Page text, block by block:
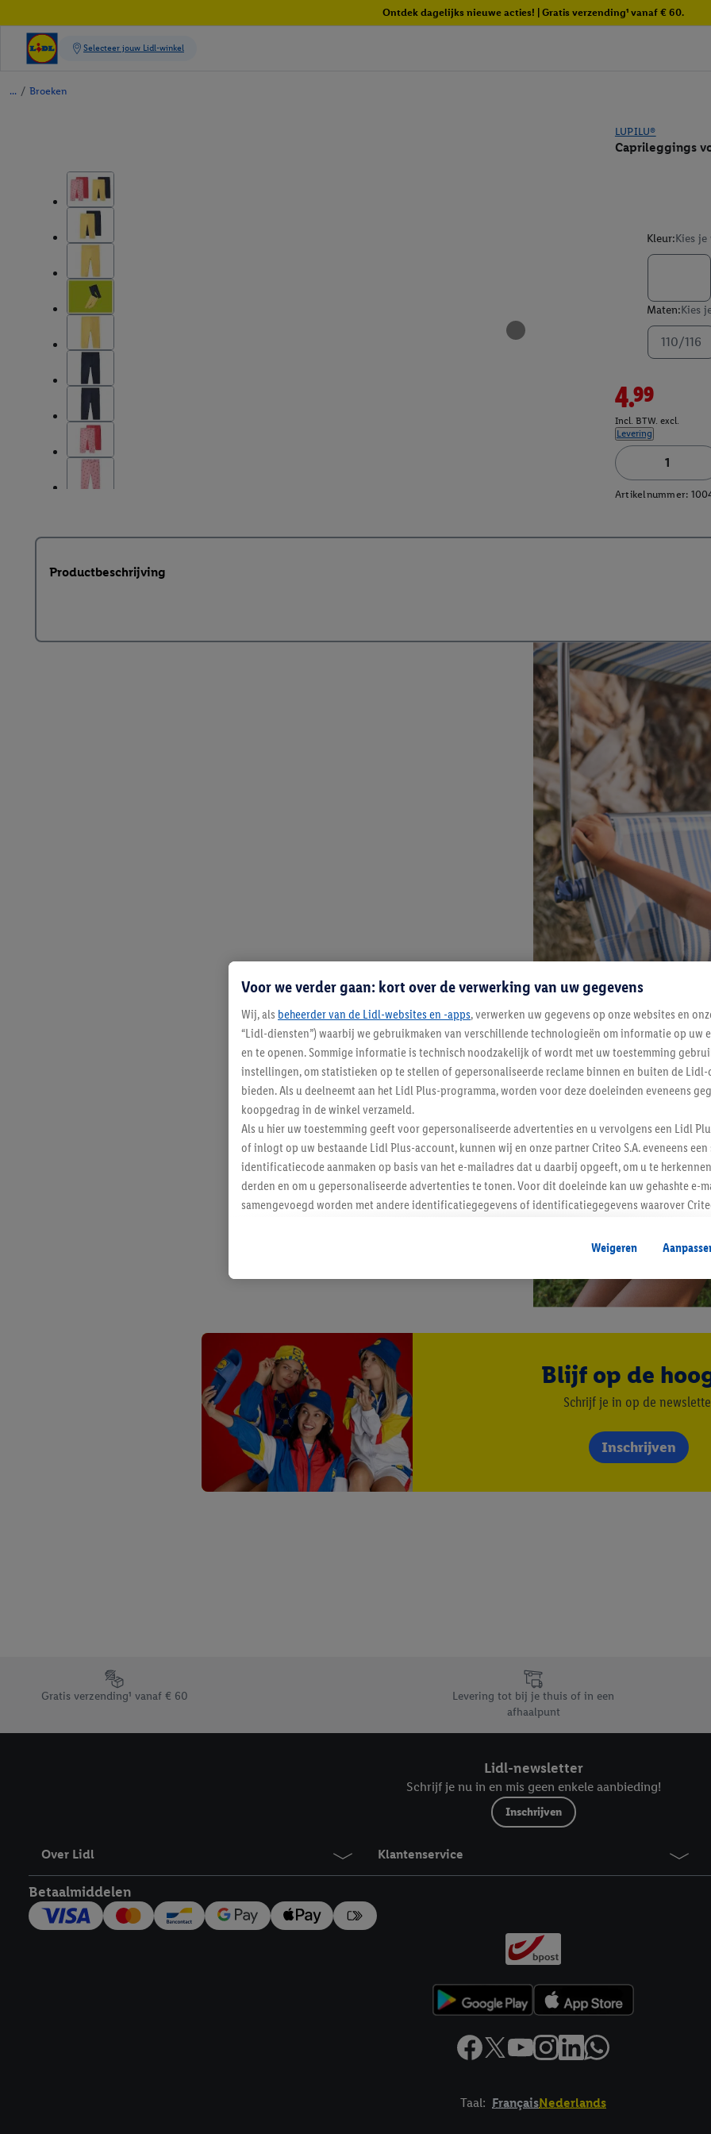
Ontdek dagelijks nieuwe acties! | Gratis verzending¹ vanaf € 60.
/ Broeken
LUPILU®
Caprileggings
Kleur:Kies
Maten:Kies
110/116
4.99
Incl. BTW. excl.
Levering
Artikelnummer:
Productbeschrijving
Blijf op de
Schrijf je in op de
Inschrijven
Footerelement met de verschillende USPs van Lidl.be
Gratis verzending¹ vanaf € 60
Levering tot bij je thuis of in een
afhaalpunt
Lidl-newsletter
Schrijf je nu in en mis geen enkele aanbieding!
Inschrijven
Over Lidl Klantenservice
Betaalmiddelen
Taal: FrançaisNederlands
Voor we verder gaan: kort over de verwerking van uw gegevens
Wij, als beheerder van de Lidl-websites en -apps, verwerken uw gegevens op onze websites en
“Lidl-diensten”) waarbij we gebruikmaken van verschillende technologieën om informatie op uw
en te openen. Sommige informatie is technisch noodzakelijk of wordt met uw toestemming
instellingen, om statistieken op te stellen of gepersonaliseerde reclame binnen en buiten de Lidl-
bieden. Als u deelneemt aan het Lidl Plus-programma, worden voor deze doeleinden eveneens
koopgedrag in de winkel verzameld.
Als u hier uw toestemming geeft voor gepersonaliseerde advertenties en u vervolgens een Lidl
of inlogt op uw bestaande Lidl Plus-account, kunnen wij en onze partner Criteo S.A. eveneens
identificatiecode aanmaken op basis van het e-mailadres dat u daarbij opgeeft, om u te
derden en om u gepersonaliseerde advertenties te tonen. Voor dit doeleinde kan uw gehashte e-
samengevoegd worden met andere identificatiegegevens of identificatiegegevens waarover
Als u hiermee akkoord gaat, kunnen advertenties in het kader van retargeting, d.w.z. advertenties
u interesse hebt getoond (bijvoorbeeld door het product in de webshop aan uw winkelmandje
niet te kopen), ook op verschillende apparaten en verschillende Lidl-diensten worden
van uw gehashte e-mailadres en eventuele andere identificatiegegevens/identificatiegegevens
Onder “Aanpassen” kunt u individuele doeleinden toestaan en meer informatie vinden over de
Door op “weigeren” te klikken, kunt u alleen het gebruik van de noodzakelijke technologieën
“aanvaarden” te klikken, stemt u in met alle verwerkingen voor alle bovengenoemde doeleinden.
waaronder de bewaartermijn van de gegevens en uw recht om uw toestemming te allen tijde met
kracht in te trekken, vindt u in onze
Je vindt het impressum hier.
Weigeren